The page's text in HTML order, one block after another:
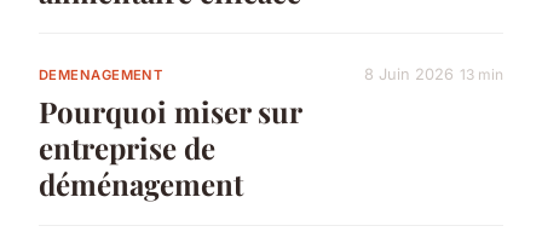
DEMENAGEMENT
Pourquoi miser sur
entreprise de
déménagement
8 Juin 2026 13 min